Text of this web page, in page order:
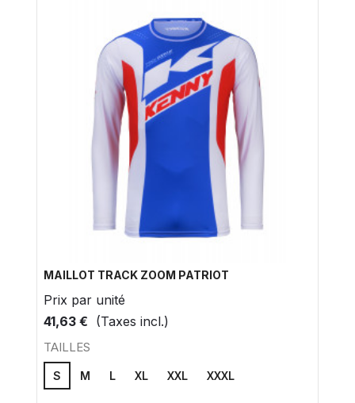
MAILLOT TRACK ZOOM PATRIOT
Prix ​​par unité
41,63 € (Taxes incl.)
TAILLES
S M L XL XXL XXXL